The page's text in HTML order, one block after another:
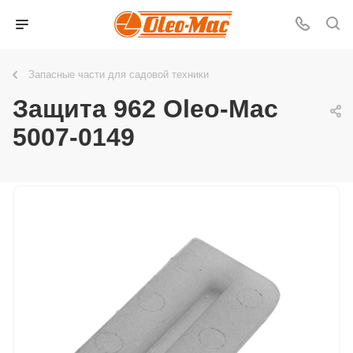
Запасные части для садовой техники
Защита 962 Oleo-Мac
5007-0149